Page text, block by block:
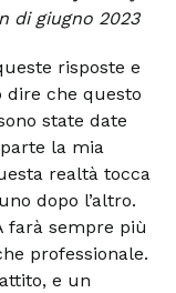
di giugno 2023
risposte e
dire che questo
state date
la mia
realtà tocca
dopo l’altro.
farà sempre più
professionale.
e un